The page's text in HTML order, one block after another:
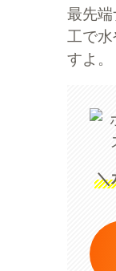
最先
工で
すよ。
＼